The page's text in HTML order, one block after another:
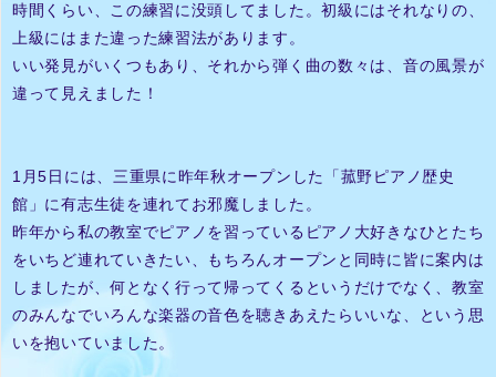
時間くらい、この練習に没頭してました。初級にはそれなりの、
上級にはまた違った練習法があります。
いい発見がいくつもあり、それから弾く曲の数々は、音の風景が
違って見えました！
1月5日には、三重県に昨年秋オープンした「菰野ピアノ歴史
館」に有志生徒を連れてお邪魔しました。
昨年から私の教室でピアノを習っているピアノ大好きなひとたち
をいちど連れていきたい、もちろんオープンと同時に皆に案内は
しましたが、何となく行って帰ってくるというだけでなく、教室
のみんなでいろんな楽器の音色を聴きあえたらいいな、という思
いを抱いていました。